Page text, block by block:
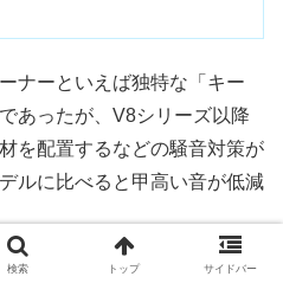
ナーといえば独特な「キー
あったが、V8シリーズ以降
を配置するなどの騒音対策が
ルに比べると甲高い音が低減
は従来V8よりさらに甲高い音
検索 トップ サイドバー